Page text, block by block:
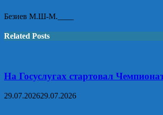
Безиев М.Ш-М.____
Related Posts
На Госуслугах стартовал
29.07.202629.07.2026